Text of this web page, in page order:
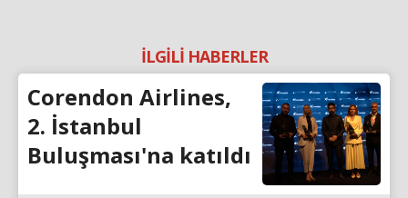
İLGİLİ HABERLER
Corendon Airlines,
2. İstanbul
Buluşması'na katıldı